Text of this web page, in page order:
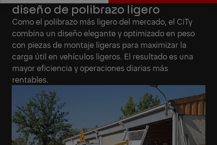
Especificaciones
técnicas Solicitar presupuesto
diseño de polibrazo ligero
Como el polibrazo más ligero del mercado, el CiTy
combina un diseño elegante y optimizado en peso
con piezas de montaje ligeras para maximizar la
carga útil en vehículos ligeros. El resultado es una
mayor eficiencia y operaciones diarias más
rentables.